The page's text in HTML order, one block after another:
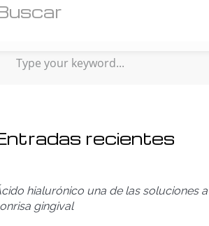
recientes
hialurónico una de las soluciones
gingival